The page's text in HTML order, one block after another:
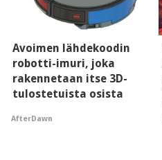
Avoimen lähdekoodin
robotti-imuri, joka
rakennetaan itse 3D-
tulostetuista osista
AfterDawn